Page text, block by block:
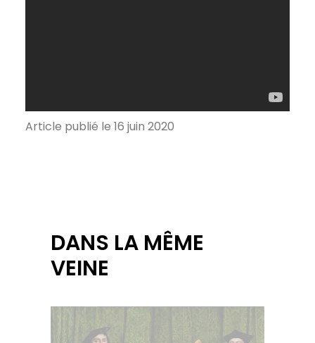
Article publié le 16 juin 2020
DANS LA MÊME
VEINE